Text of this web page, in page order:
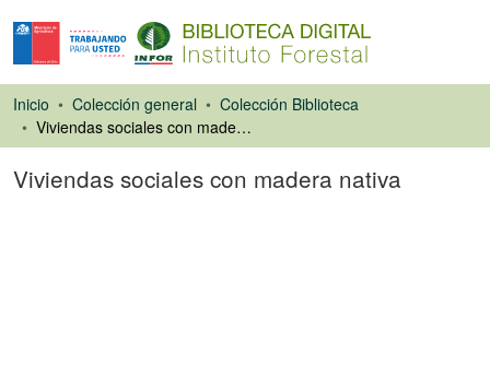
Inicio Colección general
Colección Biblioteca
Viviendas sociales con madera nativa
Viviendas sociales con madera nativa